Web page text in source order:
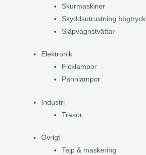
Skurmaskiner
Skyddsutrustning högtryck
Släpvagnstvättar
Elektronik
Ficklampor
Pannlampor
Industri
Trasor
Övrigt
Tejp & maskering